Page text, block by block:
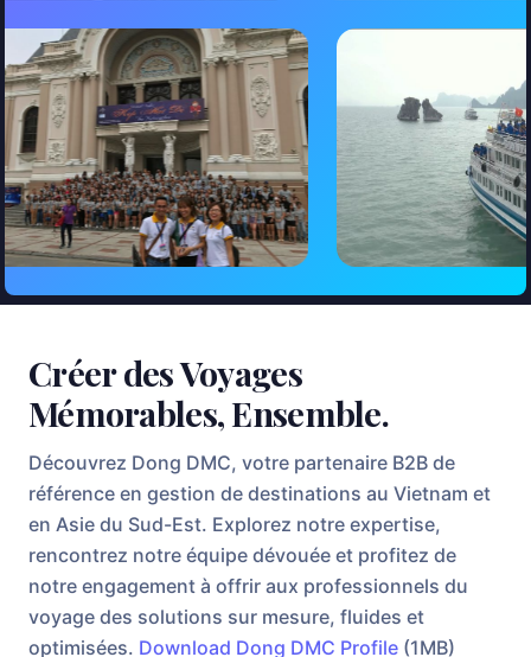
Créer des Voyages
Mémorables, Ensemble.
Découvrez Dong DMC, votre partenaire B2B de
référence en gestion de destinations au Vietnam et
en Asie du Sud-Est. Explorez notre expertise,
rencontrez notre équipe dévouée et profitez de
notre engagement à offrir aux professionnels du
voyage des solutions sur mesure, fluides et
optimisées. Download Dong DMC Profile (1MB)